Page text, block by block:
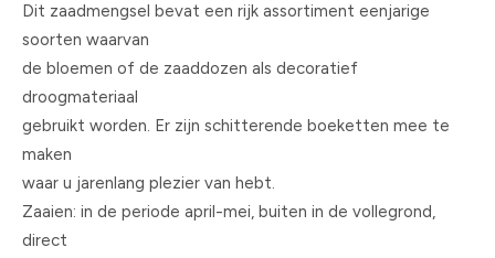
Dit zaadmengsel bevat een rijk assortiment eenjarige
soorten waarvan
de bloemen of de zaaddozen als decoratief
droogmateriaal
gebruikt worden. Er zijn schitterende boeketten mee te
maken
waar u jarenlang plezier van hebt.
Zaaien: in de periode april-mei, buiten in de vollegrond,
direct